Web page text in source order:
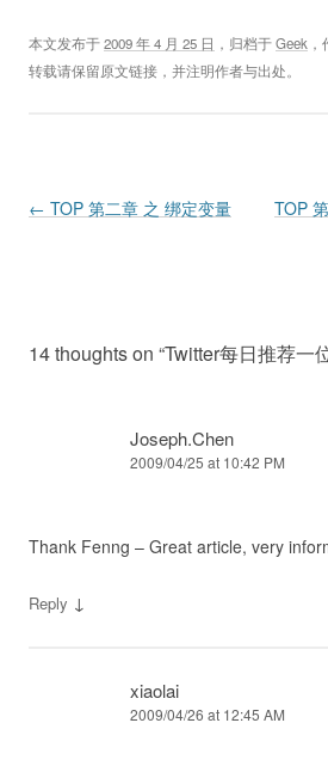
本文发布于2009 年 4 月 25 日 ，归档于Geek
转载请保留原文链接，并注明作者与出处。
Post navigation
← TOP 第二章 之 绑定变量
TOP
14 thoughts on “Twitter每日推荐一
Joseph.Chen
2009/04/25 at 10:42 PM
Thank Fenng – Great article, very
Reply ↓
xiaolai
2009/04/26 at 12:45 AM